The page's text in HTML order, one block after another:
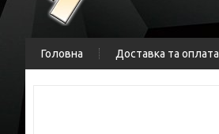
Головна Доставка та оплата